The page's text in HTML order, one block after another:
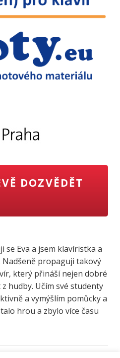
DOZVĚDĚT
se Eva a jsem klavíristka a
propaguji takový
který přináší nejen dobré
hudby. Učím své studenty
a vymýšlím pomůcky a
hrou a zbylo více času